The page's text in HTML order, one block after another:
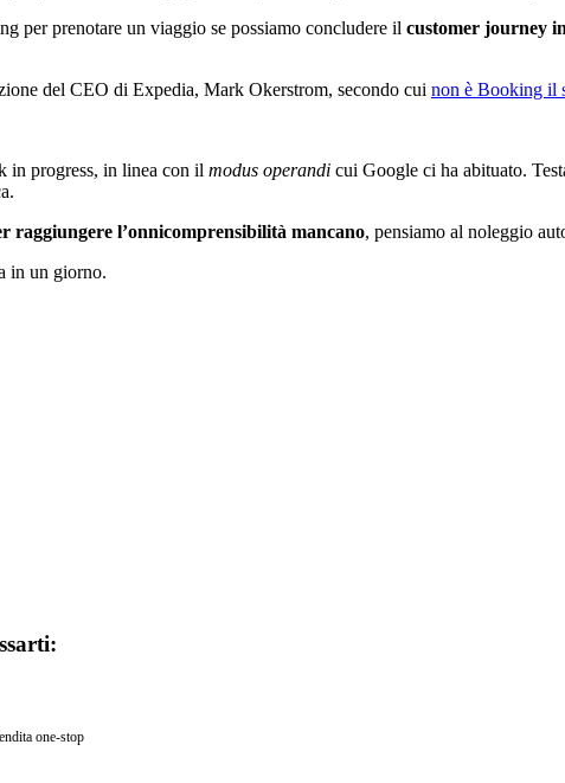
per prenotare un viaggio se possiamo concludere il customer journey
del CEO di Expedia, Mark Okerstrom, secondo cui non è Booking il
in progress, in linea con il modus operandi cui Google ci ha abituato.
raggiungere l’onnicomprensibilità mancano, pensiamo al noleggio
in un giorno.
one-stop